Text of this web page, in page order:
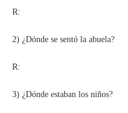
R:
2) ¿Dónde se sentó la abuela?
R:
3) ¿Dónde estaban los niños?